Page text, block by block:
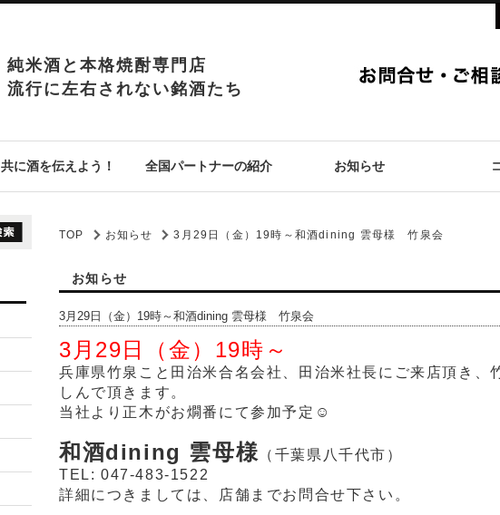
純米酒と本格焼酎専門店
流行に左右されない銘酒たち
共に酒を伝えよう！ 全国パートナーの紹介 お知らせ
TOP お知らせ 3月29日（金）19時～和酒dining 雲母様 竹泉会
お知らせ
3月29日（金）19時～和酒dining 雲母様 竹泉会
3月29日（金）19時～
兵庫県竹泉こと田治米合名会社、田治米社長にご来店頂き、
しんで頂きます。
当社より正木がお燗番にて参加予定☺
和酒dining 雲母様 （ 千葉県八千代市）
TEL: 047-483-1522
詳細につきましては、店舗までお問合せ下さい。